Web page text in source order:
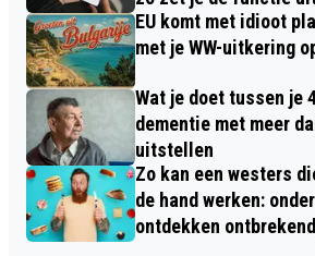
EU komt met idioot
met je WW-uitkering
Wat je doet tussen je
dementie met meer
uitstellen
Zo kan een westers
de hand werken:
ontdekken